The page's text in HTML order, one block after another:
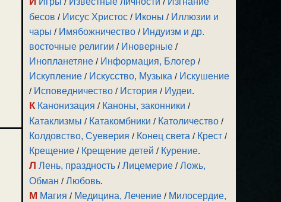
бесов / Иисус Христос / Иконы / Иллюзии и
чары / Имябожничество / Индуизм и др.
восточные религии / Иноверные /
Инопланетяне / Информация, Блогер /
Искупление / Искусство, Музыка / Искушение
/ Исповедничество / История / Иудеи.
К Канонизация / Каноны, законники /
Катаклизмы / Катакомбники / Католичество /
Колдовство, Суеверия / Конец света / Крест /
Крещение / Крещение детей / Курение.
Л Лень, праздность /Лицемерие /Ложь,
Обман /Любовь.
М Магия / Медицина, Лечение / Милосердие,